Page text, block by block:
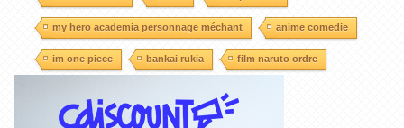
my hero academia personnage méchant anime comedie
im one piece bankai rukia film naruto ordre